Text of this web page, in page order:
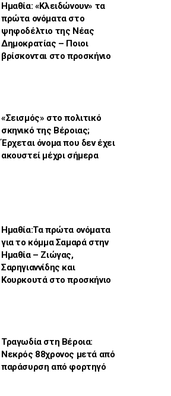
Ημαθία: «Κλειδώνουν» τα
πρώτα ονόματα στο
ψηφοδέλτιο της Νέας
Δημοκρατίας – Ποιοι
βρίσκονται στο προσκήνιο
«Σεισμός» στο πολιτικό
σκηνικό της Βέροιας;
Έρχεται όνομα που δεν έχει
ακουστεί μέχρι σήμερα
Ημαθία:Τα πρώτα ονόματα
για το κόμμα Σαμαρά στην
Ημαθία – Ζιώγας,
Σαρηγιαννίδης και
Κουρκουτά στο προσκήνιο
Τραγωδία στη Βέροια:
Νεκρός 88χρονος μετά από
παράσυρση από φορτηγό